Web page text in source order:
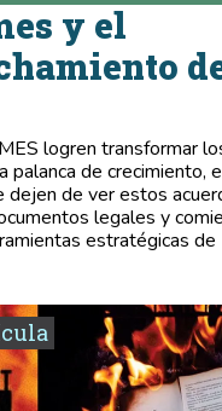
y el
logren transformar
palanca de crecimiento,
dejen de ver estos
legales y
estratégicas de